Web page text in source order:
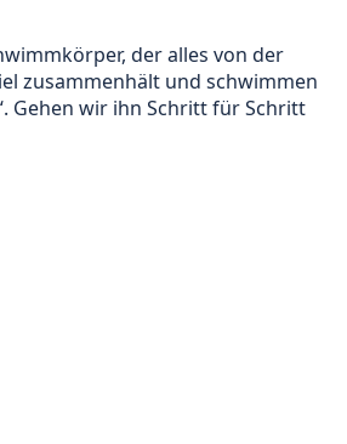
der alles von der
zusammenhält und schwimmen
Gehen wir ihn Schritt für Schritt